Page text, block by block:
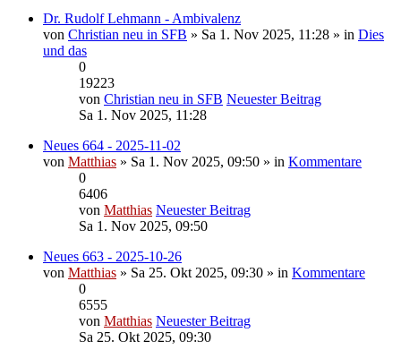
Dr. Rudolf Lehmann - Ambivalenz
von Christian neu in SFB » Sa 1. Nov 2025, 11:28 » in Dies
und das
0
19223
von Christian neu in SFB Neuester Beitrag
Sa 1. Nov 2025, 11:28
Neues 664 - 2025-11-02
von Matthias » Sa 1. Nov 2025, 09:50 » in Kommentare
0
6406
von Matthias Neuester Beitrag
Sa 1. Nov 2025, 09:50
Neues 663 - 2025-10-26
von Matthias » Sa 25. Okt 2025, 09:30 » in Kommentare
0
6555
von Matthias Neuester Beitrag
Sa 25. Okt 2025, 09:30